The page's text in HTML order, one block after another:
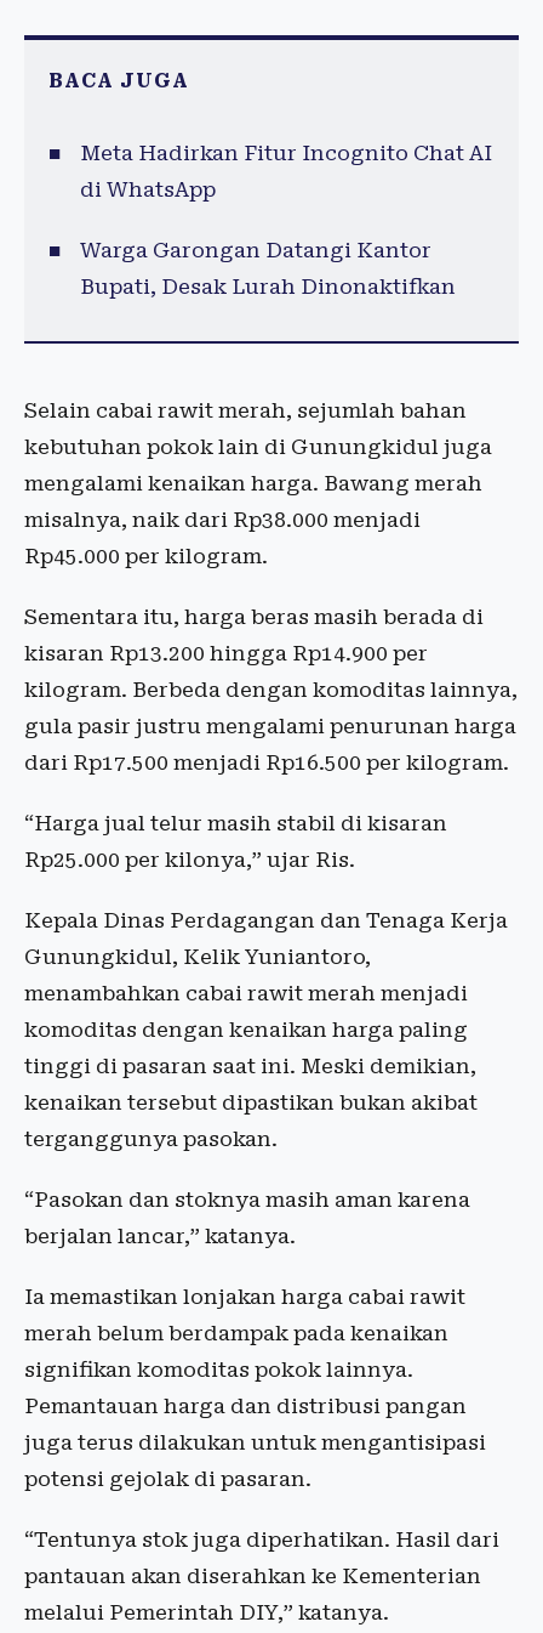
BACA JUGA
Meta Hadirkan Fitur Incognito Chat AI
di WhatsApp
Warga Garongan Datangi Kantor
Bupati, Desak Lurah Dinonaktifkan
Selain cabai rawit merah, sejumlah bahan
kebutuhan pokok lain di Gunungkidul juga
mengalami kenaikan harga. Bawang merah
misalnya, naik dari Rp38.000 menjadi
Rp45.000 per kilogram.
Sementara itu, harga beras masih berada di
kisaran Rp13.200 hingga Rp14.900 per
kilogram. Berbeda dengan komoditas lainnya,
gula pasir justru mengalami penurunan harga
dari Rp17.500 menjadi Rp16.500 per kilogram.
“Harga jual telur masih stabil di kisaran
Rp25.000 per kilonya,” ujar Ris.
Kepala Dinas Perdagangan dan Tenaga Kerja
Gunungkidul, Kelik Yuniantoro,
menambahkan cabai rawit merah menjadi
komoditas dengan kenaikan harga paling
tinggi di pasaran saat ini. Meski demikian,
kenaikan tersebut dipastikan bukan akibat
terganggunya pasokan.
“Pasokan dan stoknya masih aman karena
berjalan lancar,” katanya.
Ia memastikan lonjakan harga cabai rawit
merah belum berdampak pada kenaikan
signifikan komoditas pokok lainnya.
Pemantauan harga dan distribusi pangan
juga terus dilakukan untuk mengantisipasi
potensi gejolak di pasaran.
“Tentunya stok juga diperhatikan. Hasil dari
pantauan akan diserahkan ke Kementerian
melalui Pemerintah DIY,” katanya.